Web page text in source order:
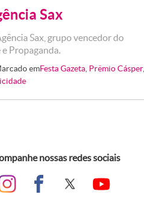
Sax
Sax, grupo vencedor do
Propaganda.
emFesta Gazeta Prêmio Cásper,
nossas redes sociais